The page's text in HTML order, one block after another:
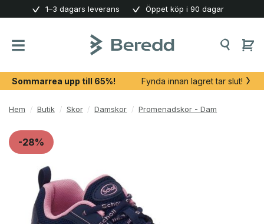
content
1–3 dagars leverans Öppet köp i 90 dagar
Sommarrea upp till 65%! Fynda innan lagret tar slut!
Hem / Butik / Skor / Damskor / Promenadskor - Dam
-28%